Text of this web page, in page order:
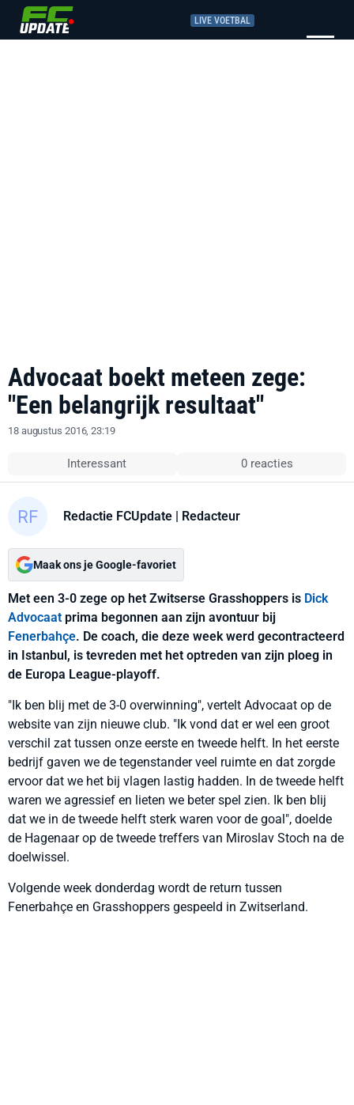
LIVE VOETBAL
Advocaat boekt meteen zege:
"Een belangrijk resultaat"
18 augustus 2016, 23:19
Interessant 0 reacties
Redactie FCUpdate | Redacteur
Maak ons je Google-favoriet
Met een 3-0 zege op het Zwitserse Grasshoppers is Dick
Advocaat prima begonnen aan zijn avontuur bij
Fenerbahçe. De coach, die deze week werd gecontracteerd
in Istanbul, is tevreden met het optreden van zijn ploeg in
de Europa League-playoff.
"Ik ben blij met de 3-0 overwinning", vertelt Advocaat op de
website van zijn nieuwe club. "Ik vond dat er wel een groot
verschil zat tussen onze eerste en tweede helft. In het eerste
bedrijf gaven we de tegenstander veel ruimte en dat zorgde
ervoor dat we het bij vlagen lastig hadden. In de tweede helft
waren we agressief en lieten we beter spel zien. Ik ben blij
dat we in de tweede helft sterk waren voor de goal", doelde
de Hagenaar op de tweede treffers van Miroslav Stoch na de
doelwissel.
Volgende week donderdag wordt de return tussen
Fenerbahçe en Grasshoppers gespeeld in Zwitserland.